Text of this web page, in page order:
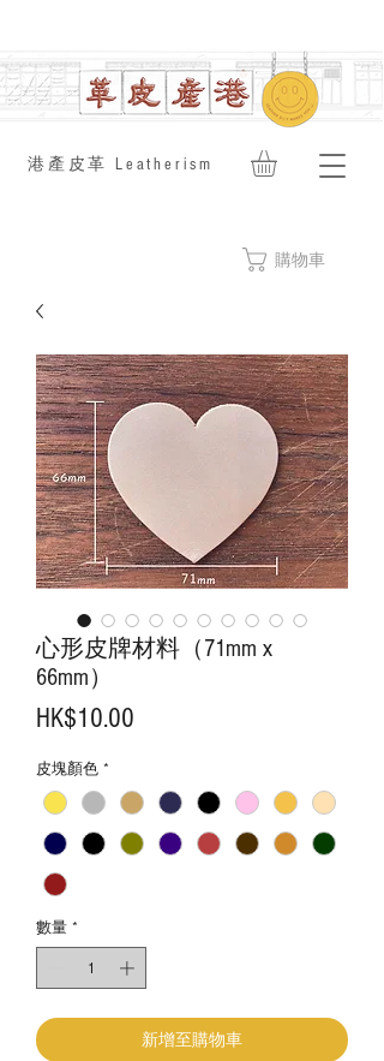
​港產皮革 Leatherism
購物車
心形皮牌材料（71mm x
66mm）
HK$10.00
皮塊顏色 *
數量 *
新增至購物車